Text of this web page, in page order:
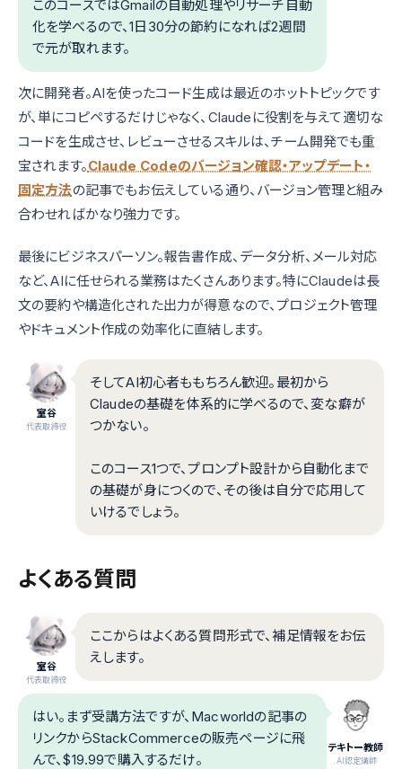
このコースではGmailの自動処理やリサーチ自動
化を学べるので、1日30分の節約になれば2週間
で元が取れます。
次に開発者。AIを使ったコード生成は最近のホットトピックです
が、単にコピペするだけじゃなく、Claudeに役割を与えて適切な
コードを生成させ、レビューさせるスキルは、チーム開発でも重
宝されます。Claude Codeのバージョン確認・アップデート・
固定方法の記事でもお伝えしている通り、バージョン管理と組み
合わせればかなり強力です。
最後にビジネスパーソン。報告書作成、データ分析、メール対応
など、AIに任せられる業務はたくさんあります。特にClaudeは長
文の要約や構造化された出力が得意なので、プロジェクト管理
やドキュメント作成の効率化に直結します。
室谷
代表取締役
そしてAI初心者ももちろん歓迎。最初から
Claudeの基礎を体系的に学べるので、変な癖が
つかない。
このコース1つで、プロンプト設計から自動化まで
の基礎が身につくので、その後は自分で応用して
いけるでしょう。
よくある質問
室谷
代表取締役
ここからはよくある質問形式で、補足情報をお伝
えします。
テキトー教師
.AI認定講師
はい。まず受講方法ですが、Macworldの記事の
リンクからStackCommerceの販売ページに飛
んで、$19.99で購入するだけ。